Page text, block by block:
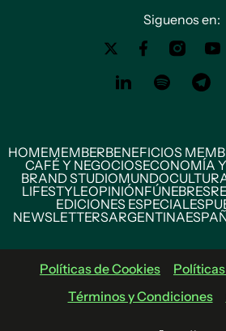
Siguenos en:
HOMEMEMBERBENEFICIOS
CAFÉ Y NEGOCIOSECONOMÍA
BRAND STUDIOMUNDO
LIFESTYLEOPINIÓNFÚNEBRES
EDICIONES ESPECIALES
NEWSLETTERSARGENTINA
Políticas de Cookies
Términos y Condiciones